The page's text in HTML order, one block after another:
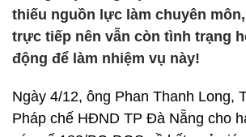
thiếu nguồn lực làm chuyên
trực tiếp nên vẫn còn tình trạng
động để làm nhiệm vụ này!
Ngày 4/12, ông Phan Thanh Long,
Pháp chế HĐND TP Đà Nẵng cho